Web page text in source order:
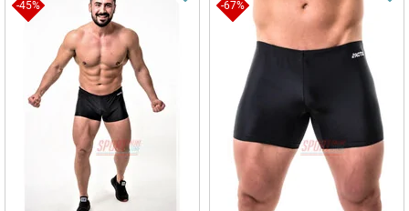
-45% -67%